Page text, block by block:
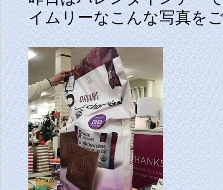
イムリーなこんな写真を